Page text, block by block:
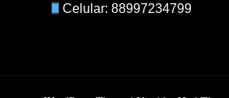
Celular: 88997234799